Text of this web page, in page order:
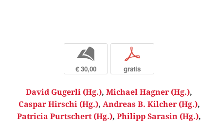
b
€ 30,00
p
gratis
David Gugerli (Hg.), Michael Hagner (Hg.),
Caspar Hirschi (Hg.), Andreas B. Kilcher (Hg.),
Patricia Purtschert (Hg.), Philipp Sarasin (Hg.),